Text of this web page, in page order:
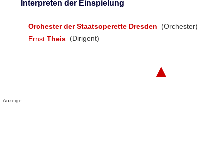
Interpreten der Einspielung
Orchester der Staatsoperette Dresden
(Orchester)
Ernst Theis (Dirigent)
▲
Anzeige